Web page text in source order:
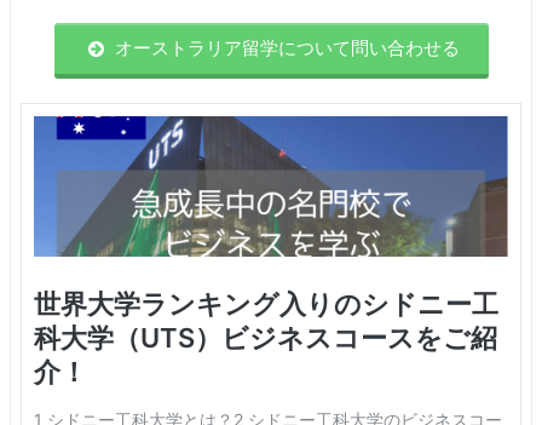
オーストラリア留学について問い合わせる